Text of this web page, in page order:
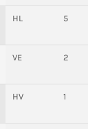
HL 5
VE 2
HV 1